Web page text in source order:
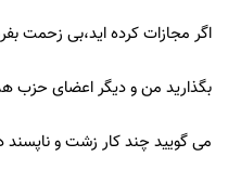
اگر مجازات کرده اید،بی زحمت
بگذارید من و دیگر اعضای حزب
می گویید چند کار زشت و ناپسند